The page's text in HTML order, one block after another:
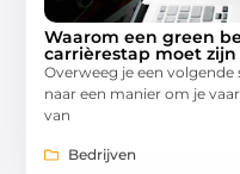
Waarom een green
carrièrestap moet zijn
Overweeg je een volgende
naar een manier om je
van
Bedrijven